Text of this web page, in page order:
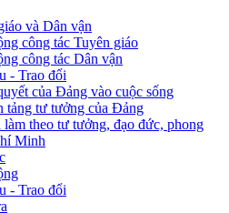
và Dân vận
công tác Tuyên giáo
công tác Dân vận
- Trao đổi
của Đảng vào cuộc sống
tảng tư tưởng của Đảng
làm theo tư tưởng, đạo đức, phong
Minh
- Trao đổi